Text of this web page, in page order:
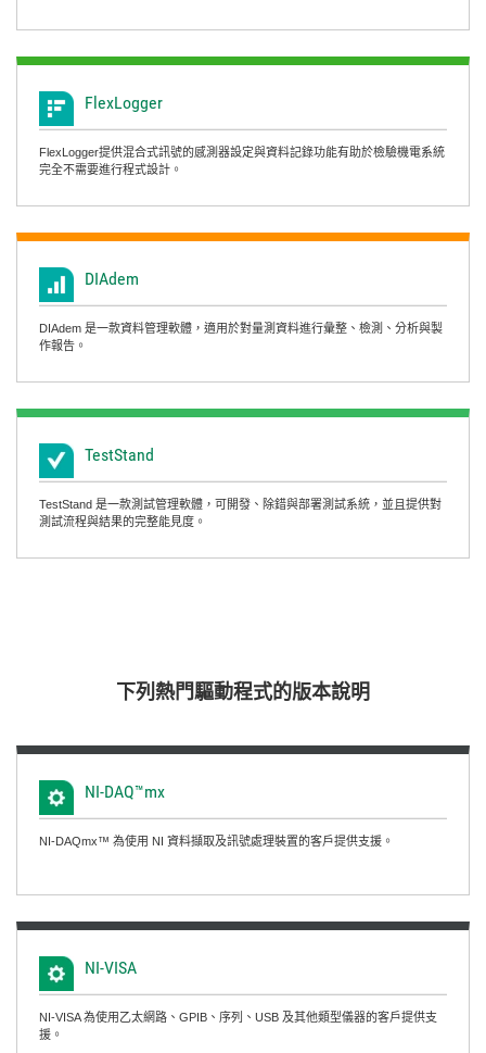
FlexLogger
FlexLogger提供混合式訊號的感測器設定與資料記錄功能有助於檢驗機電系統
完全不需要進行程式設計。
DIAdem
DIAdem 是一款資料管理軟體，適用於對量測資料進行彙整、檢測、分析與製
作報告。
TestStand
TestStand 是一款測試管理軟體，可開發、除錯與部署測試系統，並且提供對
測試流程與結果的完整能見度。
下列 熱門驅動程式的版本說明
NI-DAQ™mx
NI-DAQmx™ 為使用 NI 資料擷取及訊號處理裝置的客戶提供支援。
NI-VISA
NI-VISA 為使用乙太網路、GPIB、序列、USB 及其他類型儀器的客戶提供支
援。